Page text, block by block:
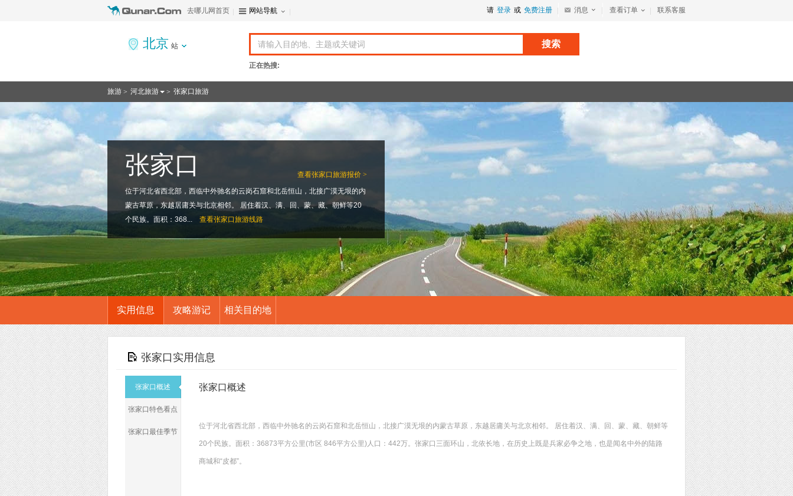
请 登录 或 免费注册 消息 查看订单 联系客服
去哪儿网首页 网站导航
北京 站 搜索
正在热搜:
旅游 > 河北旅游 > 张家口旅游
查看张家口旅游报价 >
张家口
位于河北省西北部，西临中外驰名的云岗石窟和北岳恒山，北接广漠无垠的内
蒙古草原，东越居庸关与北京相邻。 居住着汉、满、回、蒙、藏、朝鲜等20
个民族。面积：368...
查看张家口旅游线路
实用信息 攻略游记 相关目的地
张家口实用信息
张家口概述
张家口特色看点
张家口最佳季节
张家口概述
位于河北省西北部，西临中外驰名的云岗石窟和北岳恒山，北接广漠无垠的内蒙古草原，东越居庸关与北京相邻。 居住着汉、满、回、蒙、藏、朝鲜等
20个民族。面积：36873平方公里(市区 846平方公里)人口：442万。张家口三面环山，北依长地，在历史上既是兵家必争之地，也是闻名中外的陆路
商城和“皮都”。